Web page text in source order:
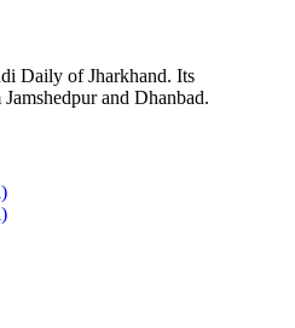
Daily of Jharkhand. Its
and Dhanbad.